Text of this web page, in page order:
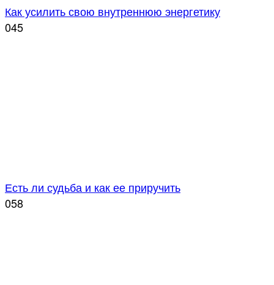
Как усилить свою внутреннюю энергетику
045
Есть ли судьба и как ее приручить
058